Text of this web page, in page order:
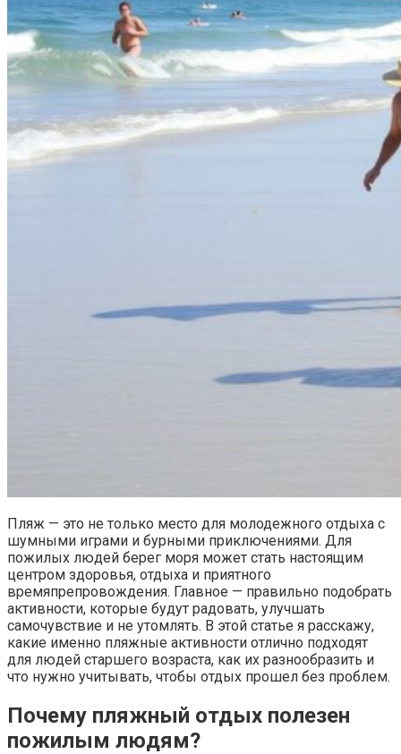
Пляж — это не только место для молодежного отдыха с
шумными играми и бурными приключениями. Для
пожилых людей берег моря может стать настоящим
центром здоровья, отдыха и приятного
времяпрепровождения. Главное — правильно подобрать
активности, которые будут радовать, улучшать
самочувствие и не утомлять. В этой статье я расскажу,
какие именно пляжные активности отлично подходят
для людей старшего возраста, как их разнообразить и
что нужно учитывать, чтобы отдых прошел без проблем.
Почему пляжный отдых полезен
пожилым людям?